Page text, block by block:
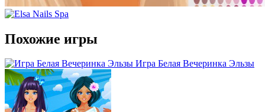
Похожие игры
Игра Белая Вечеринка Эльзы